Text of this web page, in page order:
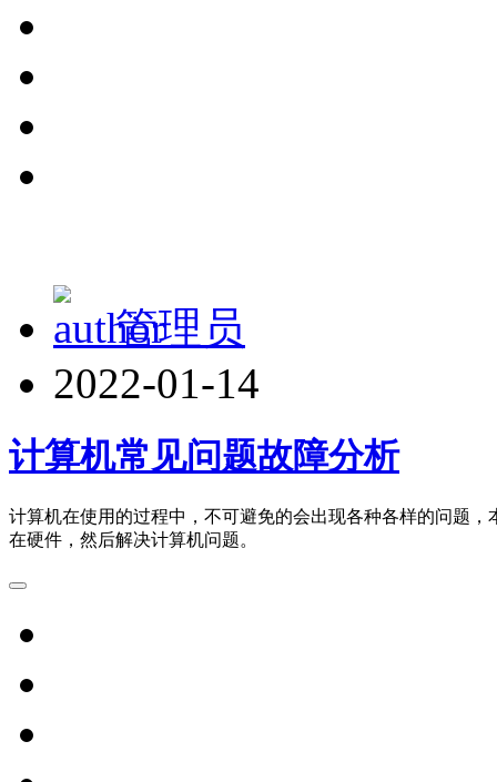
管理员
2022-01-14
计算机常见问题故障分析
计算机在使用的过程中，不可避免的会出现各种各样的问题
在硬件，然后解决计算机问题。